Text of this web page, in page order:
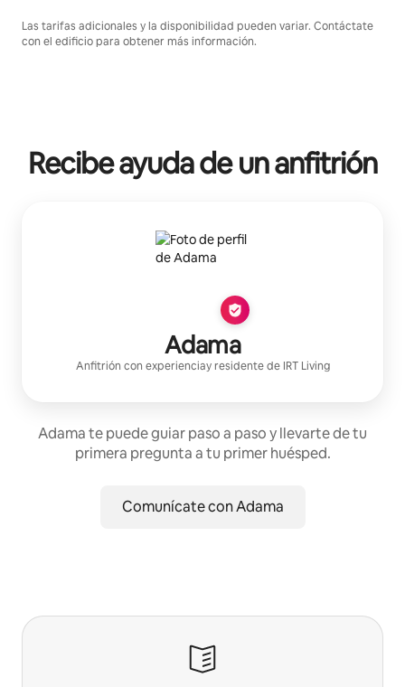
Las tarifas adicionales y la disponibilidad pueden variar. Contáctate
con el edificio para obtener más información.
Recibe ayuda de un anfitrión
Adama
Anfitrión con experienciay residente de IRT Living
Adama te puede guiar paso a paso y llevarte de tu
primera pregunta a tu primer huésped.
Comunícate con Adama